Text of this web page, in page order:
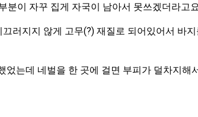
분이 자꾸 집게 자국이 남아서 못쓰겠더라고
러지지 않게 고무(?) 재질로 되어있어서 바
는데 네벌을 한 곳에 걸면 부피가 덜차지해